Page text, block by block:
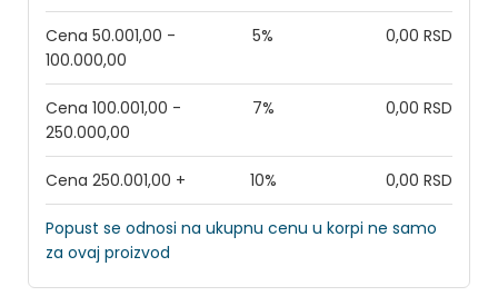
Cena 50.001,00 -
100.000,00
5% 0,00 RSD
Cena 100.001,00 -
250.000,00
7% 0,00 RSD
Cena 250.001,00 + 10% 0,00 RSD
Popust se odnosi na ukupnu cenu u korpi ne samo
za ovaj proizvod